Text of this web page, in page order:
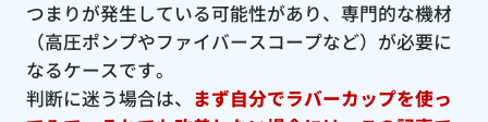
つまりが発生している可能性があり、専門的な機材
（高圧ポンプやファイバースコープなど）が必要に
なるケースです。
判断に迷う場合は、 まず自分でラバーカップを使っ